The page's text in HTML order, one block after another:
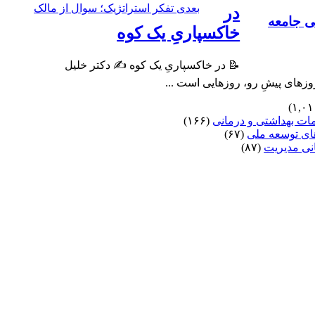
بعدی تفکر استراتژیک؛ سوال از مالک
جامعه
در
خاکسپاریِ یک کوه
📝 در خاکسپاریِ یک کوه ✍️ دکتر خلیل
پیشِ رو، روزهایی است ...
بهداشتی و درمانی (۱۶۶)
توسعه ملی (۶۷)
مدیریت (۸۷)